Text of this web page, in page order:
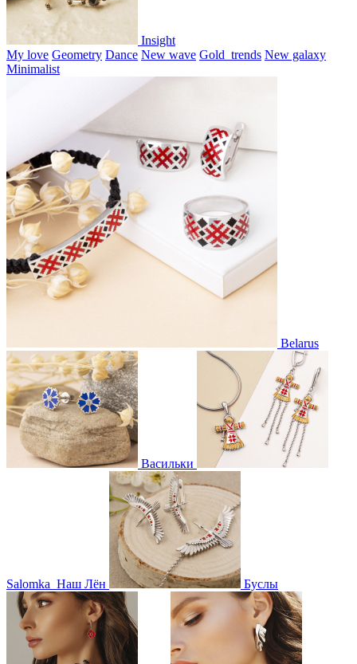
Insight
My love Geometry Dance New wave Gold_trends New galaxy
Minimalist
Belarus
Васильки
Salomka Наш Лён Буслы